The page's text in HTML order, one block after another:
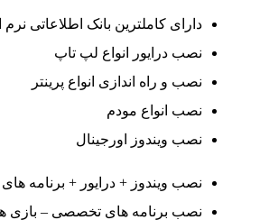
دارای کاملترین بانک اطلاعاتی نرم
نصب درایور انواع لپ تاپ
نصب و راه اندازی انواع پرینتر
نصب انواع مودم
نصب ویندوز اورجینال
نصب ویندوز + درایور + برنامه
نصب برنامه های تخصصی – بازی